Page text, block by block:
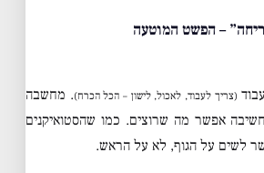
– הפשט המוטעה
(צריך לעבוד, לאכול, לישון – הכל הכרח). מחשבה
אפשר מה שרוצים. כמו שהסטואיקנים
לשים על הגוף, לא על הראש.